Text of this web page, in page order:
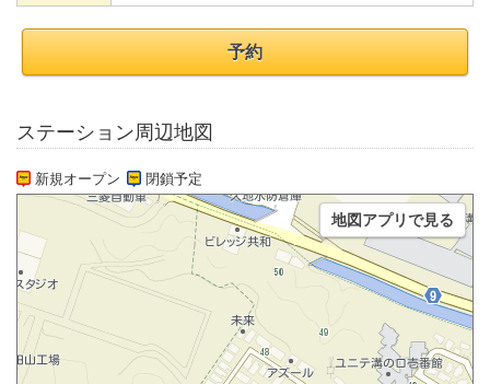
予約
ステーション周辺地図
新規オープン 閉鎖予定
地図アプリで見る